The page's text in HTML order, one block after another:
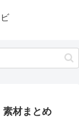
素材まとめ